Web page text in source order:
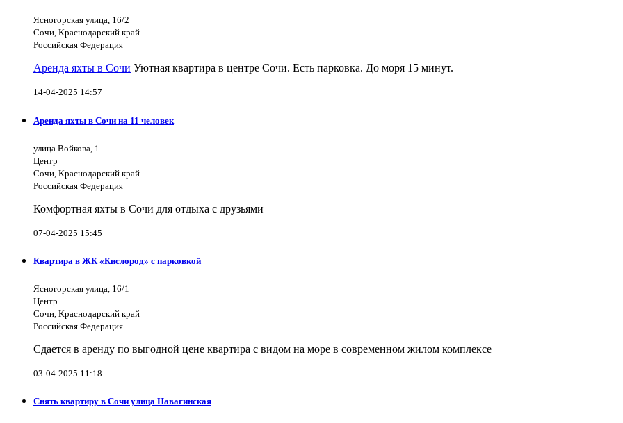
Ясногорская улица, 16/2
Сочи, Краснодарский край
Российская Федерация
Аренда яхты в Сочи Уютная квартира в центре Сочи. Есть парковка. До моря 15 минут.
14-04-2025 14:57
Аренда яхты в Сочи на 11 человек
улица Войкова, 1
Центр
Сочи, Краснодарский край
Российская Федерация
Комфортная яхты в Сочи для отдыха с друзьями
07-04-2025 15:45
Квартира в ЖК «Кислород» с парковкой
Ясногорская улица, 16/1
Центр
Сочи, Краснодарский край
Российская Федерация
Сдается в аренду по выгодной цене квартира с видом на море в современном жилом комплексе
03-04-2025 11:18
Снять квартиру в Сочи улица Навагинская